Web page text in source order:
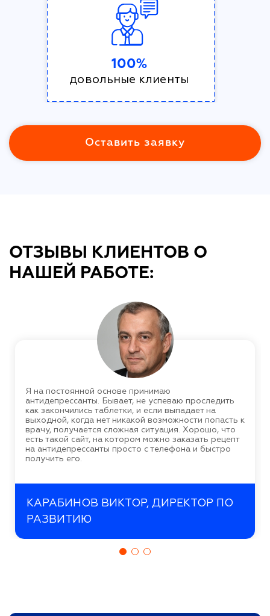
100%
довольные клиенты
Оставить заявку
ОТЗЫВЫ КЛИЕНТОВ О
НАШЕЙ РАБОТЕ:
Я на постоянной основе принимаю
антидепрессанты. Бывает, не успеваю проследить
как закончились таблетки, и если выпадает на
выходной, когда нет никакой возможности попасть к
врачу, получается сложная ситуация. Хорошо, что
есть такой сайт, на котором можно заказать рецепт
на антидепрессанты просто с телефона и быстро
получить его.
КАРАБИНОВ ВИКТОР, ДИРЕКТОР ПО
РАЗВИТИЮ